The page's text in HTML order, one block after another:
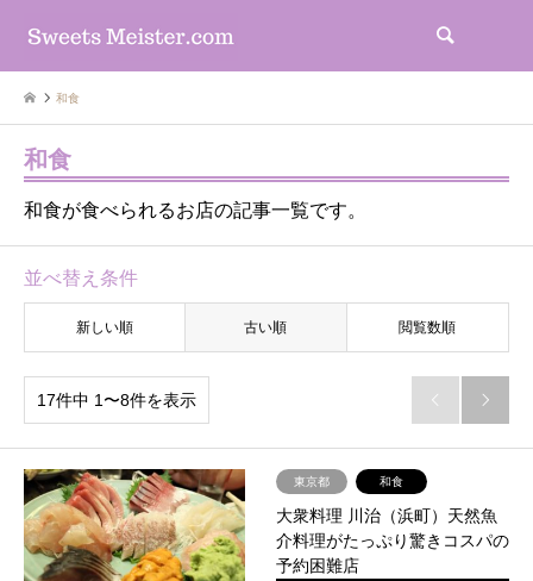
和食
和食
和食が食べられるお店の記事一覧です。
並べ替え条件
新しい順 古い順 閲覧数順
17件中 1〜8件を表示  
東京都 和食
大衆料理 川治（浜町）天然魚
介料理がたっぷり驚きコスパの
予約困難店